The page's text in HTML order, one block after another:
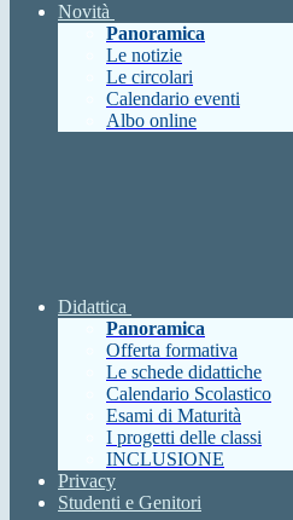
Novità
Panoramica
Le notizie
Le circolari
Calendario eventi
Albo online
Didattica
Panoramica
Offerta formativa
Le schede didattiche
Calendario Scolastico
Esami di Maturità
I progetti delle classi
INCLUSIONE
Privacy
Studenti e Genitori